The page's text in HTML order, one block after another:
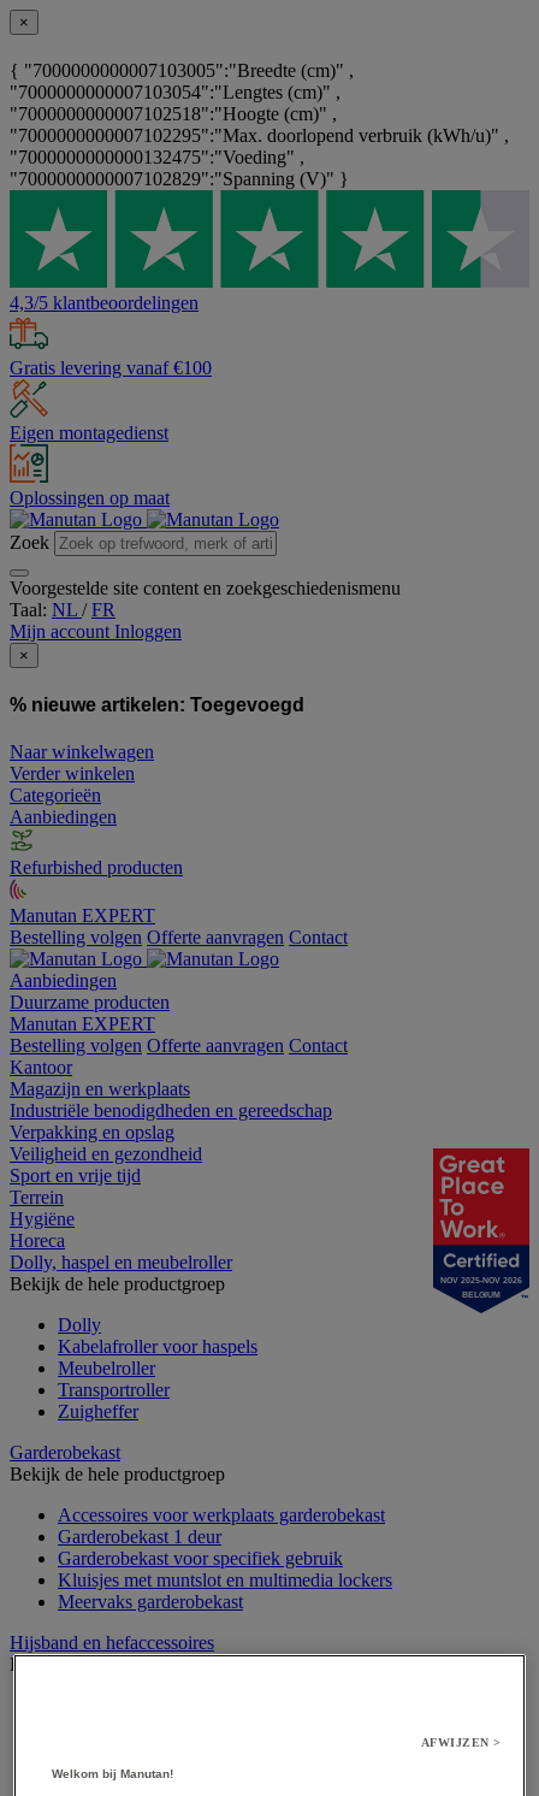
×
{ "7000000000007103005":"Breedte (cm)" ,
"7000000000007103054":"Lengtes (cm)" ,
"7000000000007102518":"Hoogte (cm)" ,
"7000000000007102295":"Max. doorlopend verbruik (kWh/u)" ,
"7000000000000132475":"Voeding" ,
"7000000000007102829":"Spanning (V)" }
4,3/5 klantbeoordelingen
Gratis levering vanaf €100
Eigen montagedienst
Oplossingen op maat
Zoek
Voorgestelde site content en zoekgeschiedenismenu
Taal: NL /FR
Mijn account Inloggen
×
% nieuwe artikelen: Toegevoegd
Naar winkelwagen
Verder winkelen
Categorieën
Aanbiedingen
Refurbished producten
Manutan EXPERT
Bestelling volgen Offerte aanvragen Contact
Aanbiedingen
Duurzame producten
Manutan EXPERT
Bestelling volgen Offerte aanvragen Contact
Kantoor
Magazijn en werkplaats
Industriële benodigdheden en gereedschap
Verpakking en opslag
Veiligheid en gezondheid
Sport en vrije tijd
Terrein
Hygiëne
Horeca
Dolly, haspel en meubelroller
Bekijk de hele productgroep
Dolly
Kabelafroller voor haspels
Meubelroller
Transportroller
Zuigheffer
Garderobekast
Bekijk de hele productgroep
Accessoires voor werkplaats garderobekast
Garderobekast 1 deur
Garderobekast voor specifiek gebruik
Kluisjes met muntslot en multimedia lockers
Meervaks garderobekast
Hijsband en hefaccessoires
Bekijk de hele productgroep
Hijshaak
NOV 2025-NOV 2026
BELGIUM
AFWIJZEN >
Welkom bij Manutan!